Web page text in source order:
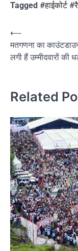
Tagged #हाईकोर्ट
Post
navigation
⟵
मतगणना का
लगी हैं उम्मीदवारों की
Related